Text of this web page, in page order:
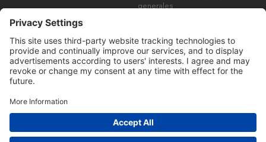
generales
Derechos de autor © Many Brands AB 2023. Todos los derechos